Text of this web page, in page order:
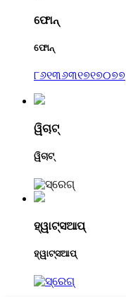
ଫୋନ୍
ଫୋନ୍
୮୬୧୩୬୩୧୭୧୭୦୭୭
ୱିଚାଟ୍
ୱିଚାଟ୍
ହ୍ୱାଟ୍ସଆପ୍
ହ୍ୱାଟ୍ସଆପ୍